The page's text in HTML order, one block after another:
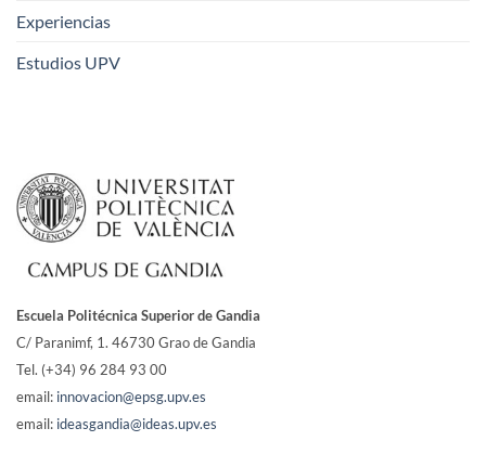
Experiencias
Estudios UPV
Escuela Politécnica Superior de Gandia
C/ Paranimf, 1. 46730 Grao de Gandia
Tel. (+34) 96 284 93 00
email: innovacion@epsg.upv.es
email: ideasgandia@ideas.upv.es